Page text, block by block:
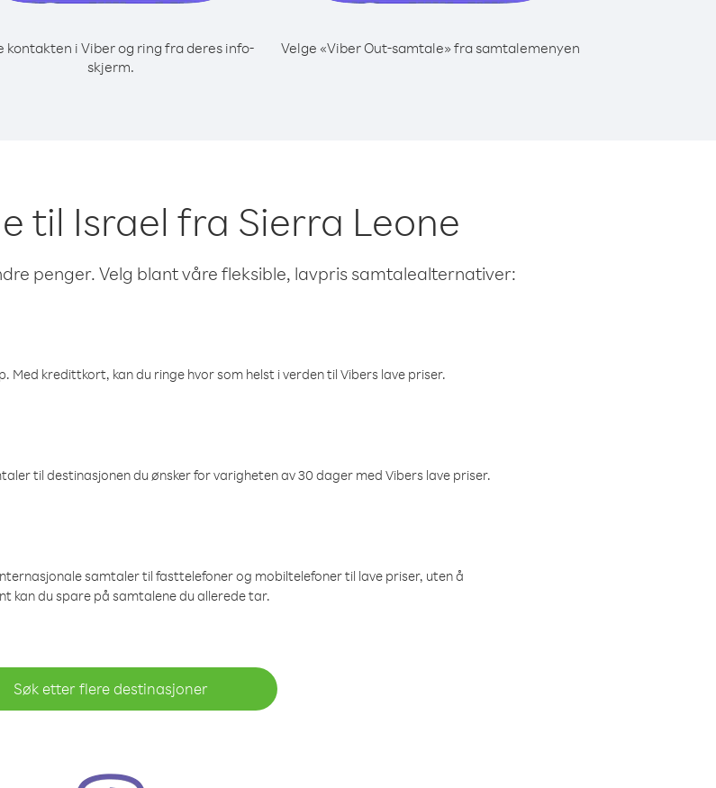
kontakten i Viber og ring fra deres info-
skjerm.
Velge «Viber Out-samtale» fra samtalemenyen
til Israel fra Sierra Leone
penger. Velg blant våre fleksible, lavpris samtalealternativer:
kredittkort, kan du ringe hvor som helst i verden til Vibers lave priser.
til destinasjonen du ønsker for varigheten av 30 dager med Vibers lave priser.
samtaler til fasttelefoner og mobiltelefoner til lave priser, uten å
kan du spare på samtalene du allerede tar.
Søk etter flere destinasjoner